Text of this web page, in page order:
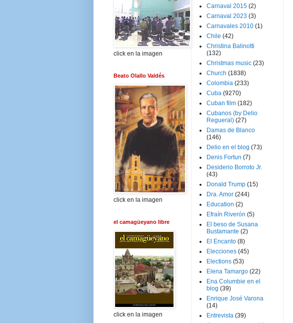
click en la imagen
Beato Olallo Valdés
click en la imagen
el camagüeyano libre
click en la imagen
Carnaval 2015 (2)
Carnaval 2023 (3)
Carnavales 2010 (1)
Chile (42)
Christina Balinotti
(132)
Christmas music (23)
Church (1838)
Colombia (233)
Cuba (9270)
Cuban film (182)
Cubanos (by Delio
Regueral) (27)
Damas de Blanco
(146)
Delio en el blog (73)
Denis Fortun (7)
Desiderio Borroto Jr.
(43)
Donald Trump (15)
Dra. Amor (244)
Education (2)
Efraín Riverón (5)
El beso de Susana
Bustamante (2)
El Encanto (8)
Elecciones (45)
Elections (53)
Elena Tamargo (22)
Ena Columbie en el
blog (39)
Enrique José Varona
(14)
Entrevista (39)